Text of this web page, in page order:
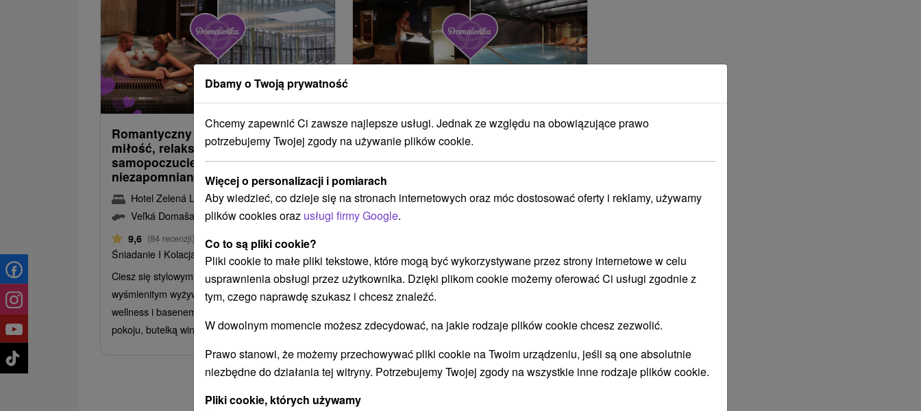
od489,65zł
/noc/osoba
Romantyczny pobyt w Domašu:
miłość, relaks i dobre
samopoczucie w jednym
niezapomnianym przeżyciu
Hotel Zelená Lagúna★★★★Domaša
Veľká Domaša, Dobrá
9,6 (84 recenzji)
Od 2 Noce
Śniadanie I Kolacja
Ciesz się stylowym zakwaterowaniem,
wyśmienitym wyżywieniem HB, nielimitowanym
wellness i basenem, romantyczną dekoracją
pokoju, butelką wina...
/noc/osoba
Zrelaksuj się nawet w tygodniu
pracy (niedziela - piątek): CENA
PROMOCYJNA
Hotel Zelená Lagúna
Veľká Domaša, Dobrá
9,6 (84 recenzji)
Zapraszamy do skorzystania z chwili relaksu i
odprężenia dzięki nieograniczonemu dostępowi
do nowoczesnego centrum odnowy biologicznej,
Dbamy o Twoją prywatność
Chcemy zapewnić Ci zawsze najlepsze usługi. Jednak ze względu na obowiązujące prawo
potrzebujemy Twojej zgody na używanie plików cookie.
Więcej o personalizacji i pomiarach
Aby wiedzieć, co dzieje się na stronach internetowych oraz móc dostosować oferty i reklamy, używamy
plików cookies oraz usługi firmy Google.
Co to są pliki cookie?
Pliki cookie to małe pliki tekstowe, które mogą być wykorzystywane przez strony internetowe w celu
usprawnienia obsługi przez użytkownika. Dzięki plikom cookie możemy oferować Ci usługi zgodnie z
tym, czego naprawdę szukasz i chcesz znaleźć.
W dowolnym momencie możesz zdecydować, na jakie rodzaje plików cookie chcesz zezwolić.
Prawo stanowi, że możemy przechowywać pliki cookie na Twoim urządzeniu, jeśli są one absolutnie
niezbędne do działania tej witryny. Potrzebujemy Twojej zgody na wszystkie inne rodzaje plików cookie.
Pliki cookie, których używamy